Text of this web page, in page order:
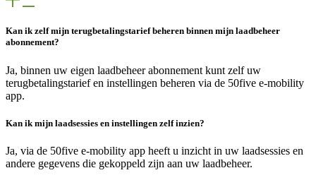
Kan ik zelf mijn terugbetalingstarief beheren binnen mijn laadbeheer
abonnement?
Ja, binnen uw eigen laadbeheer abonnement kunt zelf uw
terugbetalingstarief en instellingen beheren via de 50five e‑mobility
app.
Kan ik mijn laadsessies en instellingen zelf inzien?
Ja, via de 50five e‑mobility app heeft u inzicht in uw laadsessies en
andere gegevens die gekoppeld zijn aan uw laadbeheer.